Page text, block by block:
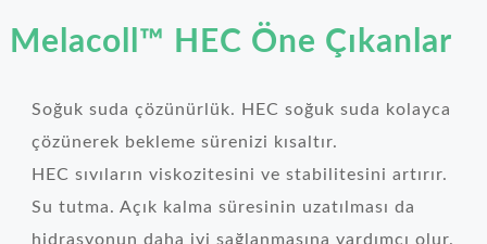
Melacoll™ HEC Öne Çıkanlar
Soğuk suda çözünürlük. HEC soğuk suda kolayca
çözünerek bekleme sürenizi kısaltır.
HEC sıvıların viskozitesini ve stabilitesini artırır.
Su tutma. Açık kalma süresinin uzatılması da
hidrasyonun daha iyi sağlanmasına yardımcı olur.